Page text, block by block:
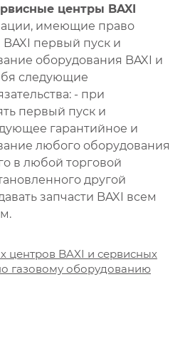
центры BAXI
имеющие право
первый пуск и
оборудования BAXI и
следующие
- при
первый пуск и
гарантийное и
любого оборудования
в любой торговой
другой
запчасти BAXI всем
центров BAXI и сервисных
газовому оборудованию